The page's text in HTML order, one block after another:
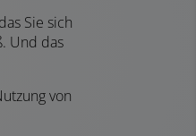
Sie sich
Und das
von